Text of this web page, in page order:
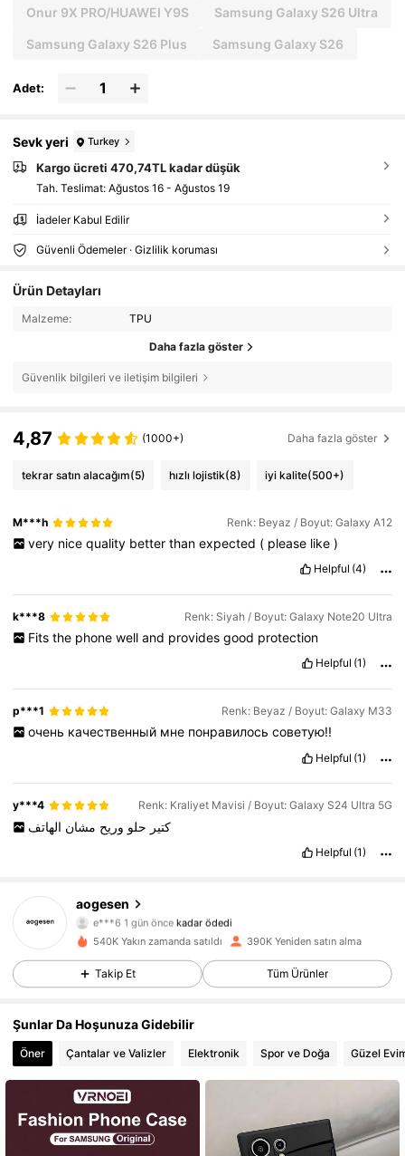
Onur 9X PRO/HUAWEI Y9S Samsung Galaxy S26 Ultra
Samsung Galaxy S26 Plus Samsung Galaxy S26
Adet:
Sevk yeri Turkey
Kargo ücreti 470,74TL kadar düşük
Tah. Teslimat: Ağustos 16 - Ağustos 19
İadeler Kabul Edilir
Güvenli Ödemeler · Gizlilik koruması
Ürün Detayları
Malzeme: TPU
Daha fazla göster
Güvenlik bilgileri ve iletişim bilgileri
4,87 (1000+) Daha fazla göster
tekrar satın alacağım(5) hızlı lojistik(8) iyi kalite(500+)
M***h Renk: Beyaz / Boyut: Galaxy A12
very nice quality better than expected ( please like )
Helpful (4)
k***8 Renk: Siyah / Boyut: Galaxy Note20 Ultra
Fits the phone well and provides good protection
Helpful (1)
p***1 Renk: Beyaz / Boyut: Galaxy M33
очень качественный мне понравилось советую!!
Helpful (1)
y***4 Renk: Kraliyet Mavisi / Boyut: Galaxy S24 Ultra 5G
كتير حلو وريح مشان الهاتف
Helpful (1)
aogesen
4,87
33K Takipçiler
e***6 1 gün öncekadar ödedi
4,87 33K Takipçiler
4,87 33K Takipçiler
4,87 33K Takipçiler
33K Takipçiler
540K Yakın zamanda satıldı 390K Yeniden satın alma
Takip Et Tüm Ürünler
Şunlar Da Hoşunuza Gidebilir
Öner Çantalar ve Valizler Elektronik Spor ve Doğa Güzel